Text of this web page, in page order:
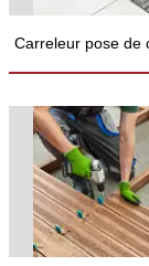
Carreleur pose de